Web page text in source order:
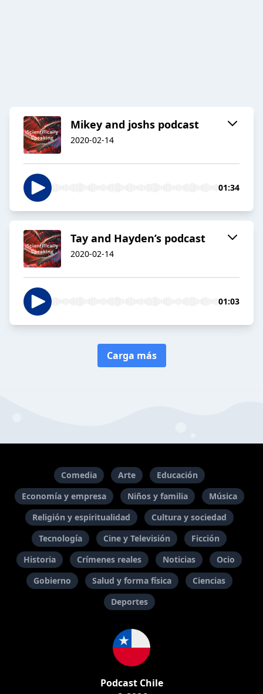
Mikey and joshs podcast
2020-02-14
01:34
Tay and Hayden’s podcast
2020-02-14
01:03
Carga más
Comedia Arte
Educación
Economía y empresa
Niños y familia
Música
Religión y espiritualidad
Cultura y sociedad
Tecnología
Cine y Televisión
Ficción
Historia
Crímenes reales Noticias
Ocio
Gobierno
Salud y forma física
Ciencias
Deportes
Podcast Chile